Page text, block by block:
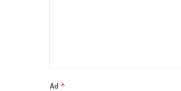
Ad *